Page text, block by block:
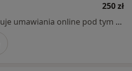
250 zł
Specjalista nie oferuje umawiania online pod tym adresem.